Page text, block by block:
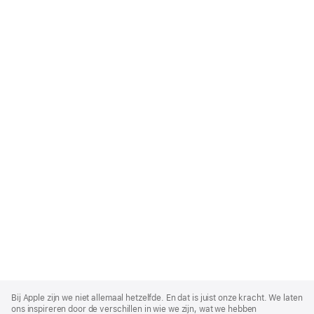
Footer
Bij Apple zijn we niet allemaal hetzelfde. En dat is juist onze kracht. We laten
ons inspireren door de verschillen in wie we zijn, wat we hebben